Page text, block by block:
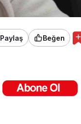
Paylaş Beğen